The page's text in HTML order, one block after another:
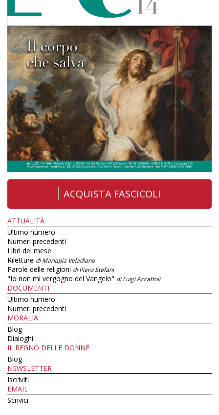
ACQUISTA FASCICOLI
ATTUALITÀ
Ultimo numero
Numeri precedenti
Libri del mese
Riletture di Mariapia Veladiano
Parole delle religioni di Piero Stefani
"Io non mi vergogno del Vangelo" di Luigi Accattoli
DOCUMENTI
Ultimo numero
Numeri precedenti
MORALIA
Blog
Dialoghi
IL REGNO DELLE DONNE
Blog
NEWSLETTER
Iscriviti
EMAIL
Scrivici